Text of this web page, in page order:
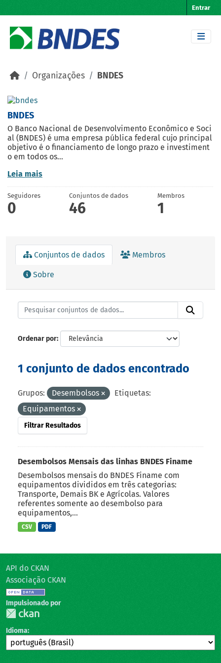
Entrar
Organizações BNDES
BNDES
O Banco Nacional de Desenvolvimento Econômico e Soci
al (BNDES) é uma empresa pública federal cujo principal
objetivo é o financiamento de longo prazo e investiment
o em todos os...
Leia mais
Seguidores
0
Conjuntos de dados
46
Membros
1
Conjuntos de dados Membros
Sobre
Ordenar por
1 conjunto de dados encontrado
Grupos: Desembolsos
Etiquetas:
Equipamentos
Filtrar Resultados
Desembolsos Mensais das linhas BNDES Finame
Desembolsos mensais do BNDES Finame com
equipamentos divididos em três categorias:
Transporte, Demais BK e Agrícolas. Valores
referentes somente ao desembolso para
equipamentos,...
CSV PDF
API do CKAN
Associação CKAN
Impulsionado por
Idioma